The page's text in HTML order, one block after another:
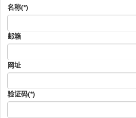
名称(*)
邮箱
网址
验证码(*)